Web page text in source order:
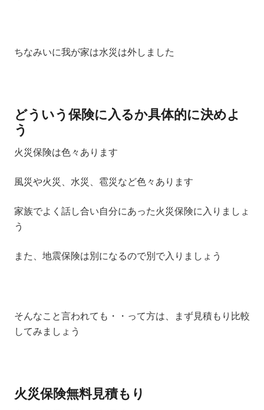
ちなみいに我が家は水災は外しました
どういう保険に入るか具体的に決めよ
う
火災保険は色々あります
風災や火災、水災、雹災など色々あります
家族でよく話し合い自分にあった火災保険に入りましょ
う
また、地震保険は別になるので別で入りましょう
そんなこと言われても・・って方は、まず見積もり比較
してみましょう
火災保険無料見積もり